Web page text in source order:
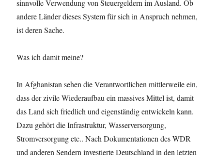
sinnvolle Verwendung von Steuergeldern im Ausland. Ob
andere Länder dieses System für sich in Anspruch nehmen,
ist deren Sache.
Was ich damit meine?
In Afghanistan sehen die Verantwortlichen mittlerweile ein,
dass der zivile Wiederaufbau ein massives Mittel ist, damit
das Land sich friedlich und eigenständig entwickeln kann.
Dazu gehört die Infrastruktur, Wasserversorgung,
Stromversorgung etc.. Nach Dokumentationen des WDR
und anderen Sendern investierte Deutschland in den letzten